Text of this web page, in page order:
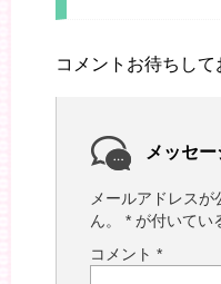
コメントお待ちし
メッセー
メールアドレス
ん。
* が付いてい
コメント *